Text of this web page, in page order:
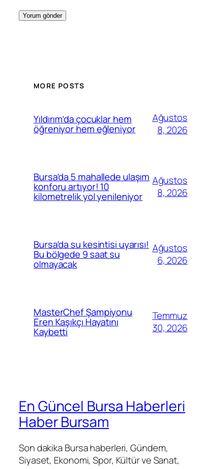
MORE POSTS
Yıldırım’da çocuklar hem
öğreniyor hem eğleniyor
Ağustos
8, 2026
Bursa’da 5 mahallede ulaşım
konforu artıyor! 10
kilometrelik yol yenileniyor
Ağustos
8, 2026
Bursa’da su kesintisi uyarısı!
Bu bölgede 9 saat su
olmayacak
Ağustos
6, 2026
MasterChef Şampiyonu
Eren Kaşıkçı Hayatını
Kaybetti
Temmuz
30, 2026
En Güncel Bursa Haberleri
Haber Bursam
Son dakika Bursa haberleri, Gündem,
Siyaset, Ekonomi, Spor, Kültür ve Sanat,